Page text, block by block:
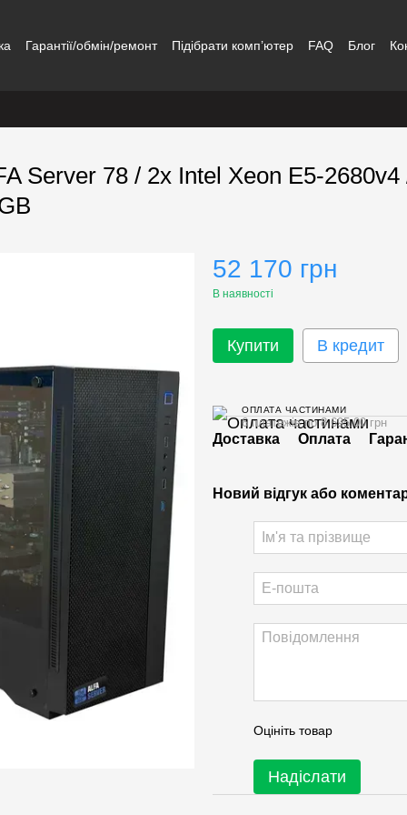
Гарантії/обмін/ремонт Підібрати комп’ютер FAQ Блог
Server 78 / 2x Intel Xeon E5-
52 170 грн
В наявності
Купити В кредит
ОПЛАТА ЧАСТИНАМИ
6 платежів по 8 695.00 грн
Доставка Оплата
Новий відгук або
Оцініть товар
Надіслати